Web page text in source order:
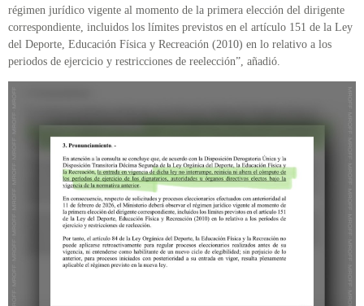
régimen jurídico vigente al momento de la primera elección del dirigente
correspondiente, incluidos los límites previstos en el artículo 151 de la Ley
del Deporte, Educación Física y Recreación (2010) en lo relativo a los
periodos de ejercicio y restricciones de reelección”, añadió.